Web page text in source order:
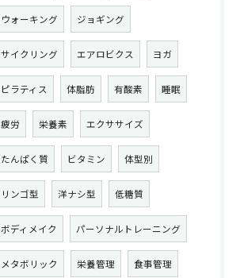
ウォーキング ジョギング
サイクリング エアロビクス ヨガ
ピラティス 体脂肪 有酸素 睡眠
疲労 栄養素 エクササイズ
たんぱく質 ビタミン 体型別
リンゴ型 洋ナシ型 低糖質
ボディメイク パーソナルトレーニング
メタボリック 栄養管理 食事管理